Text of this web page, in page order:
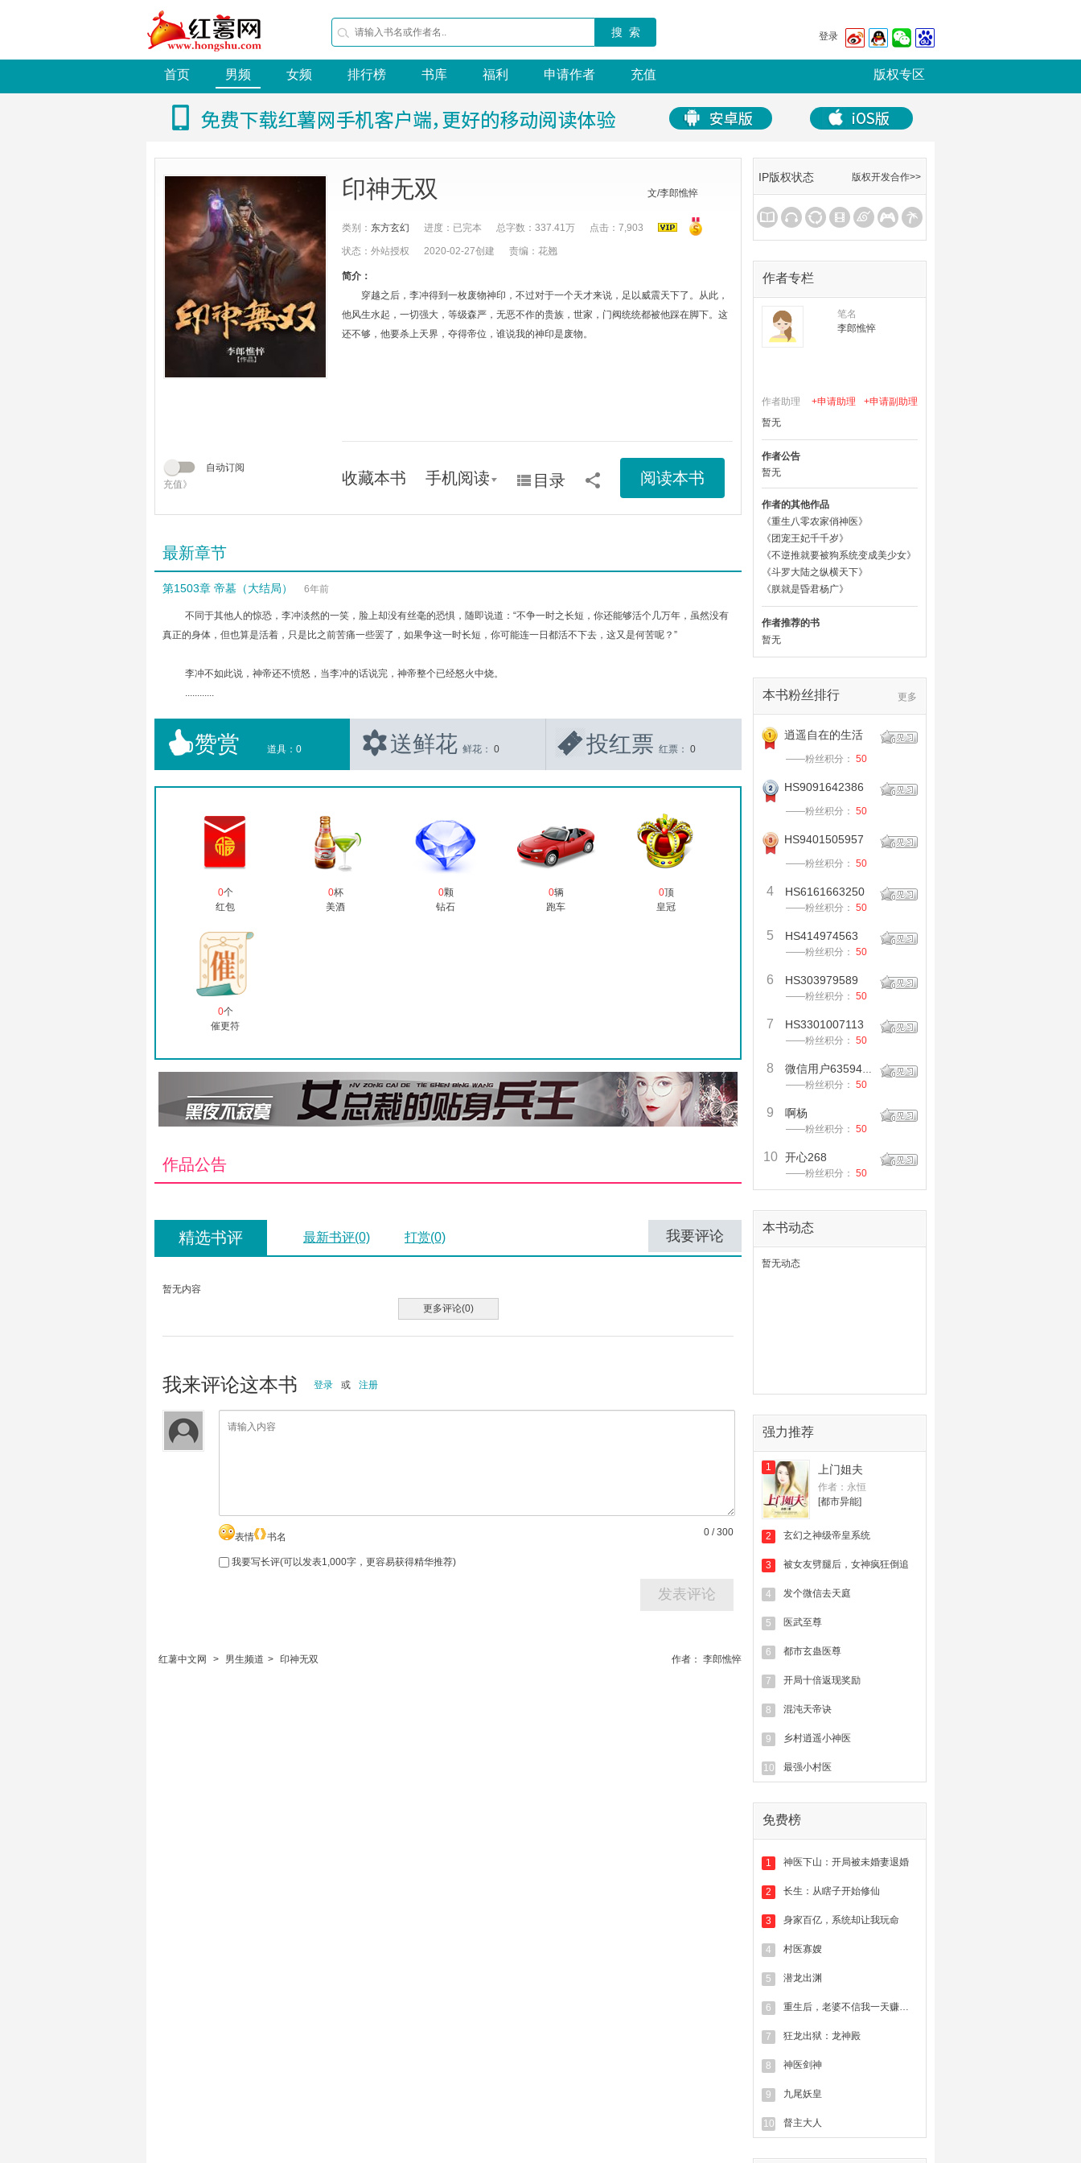
搜 索 登录
首页 男频 女频 排行榜 书库 福利 申请作者 充值 版权专区
自动订阅
充值》
印神无双 文/李郎憔悴
类别： 东方玄幻 进度：已完本 总字数：337.41万 点击：7,903
状态：外站授权 2020-02-27创建 责编：花翘
简介：
穿越之后，李冲得到一枚废物神印，不过对于一个天才来说，足以威震天下了。从此，
他风生水起，一切强大，等级森严，无恶不作的贵族，世家，门阀统统都被他踩在脚下。这
还不够，他要杀上天界，夺得帝位，谁说我的神印是废物。
收藏本书 手机阅读 目录 阅读本书
最新章节
第1503章 帝墓（大结局） 6年前
不同于其他人的惊恐，李冲淡然的一笑，脸上却没有丝毫的恐惧，随即说道：“不争一时之长短，你还能够活个几万年，虽然没有
真正的身体，但也算是活着，只是比之前苦痛一些罢了，如果争这一时长短，你可能连一日都活不下去，这又是何苦呢？”
李冲不如此说，神帝还不愤怒，当李冲的话说完，神帝整个已经怒火中烧。
赞赏 道具： 0 送鲜花 鲜花：0 投红票 红票： 0
0个
红包
0杯
美酒
0颗
钻石
0辆
跑车
0顶
皇冠
0个
催更符
作品公告
精选书评 最新书评(0) 打赏(0) 我要评论
暂无内容
更多评论(0)
我来评论这本书 登录 或 注册
表情 书名 0 /300
我要写长评(可以发表1,000字，更容易获得精华推荐)
红薯中文网 > 男生频道 > 印神无双 作者： 李郎憔悴
IP版权状态 版权开发合作>>
作者专栏
笔名
李郎憔悴
作者助理 +申请副助理
+申请助理
暂无
作者公告
暂无
作者的其他作品
《重生八零农家俏神医》
《团宠王妃千千岁》
《不逆推就要被狗系统变成美少女》
《斗罗大陆之纵横天下》
《朕就是昏君杨广》
作者推荐的书
暂无
本书粉丝排行 更多
逍遥自在的生活
——粉丝积分： 50
HS9091642386
——粉丝积分： 50
HS9401505957
——粉丝积分： 50
4 HS6161663250
——粉丝积分： 50
5 HS414974563
——粉丝积分： 50
6 HS303979589
——粉丝积分： 50
7 HS3301007113
——粉丝积分： 50
8 微信用户635945573
——粉丝积分： 50
9 啊杨
——粉丝积分： 50
10 开心268
——粉丝积分： 50
本书动态
暂无动态
强力推荐
1 上门姐夫
作者：永恒
[都市异能]
2 玄幻之神级帝皇系统
3 被女友劈腿后，女神疯狂倒追
4 发个微信去天庭
5 医武至尊
6 都市玄蛊医尊
7 开局十倍返现奖励
8 混沌天帝诀
9 乡村逍遥小神医
10 最强小村医
免费榜
1 神医下山：开局被未婚妻退婚
2 长生：从瞎子开始修仙
3 身家百亿，系统却让我玩命
4 村医寡嫂
5 潜龙出渊
6 重生后，老婆不信我一天赚一亿
7 狂龙出狱：龙神殿
8 神医剑神
9 九尾妖皇
10 督主大人